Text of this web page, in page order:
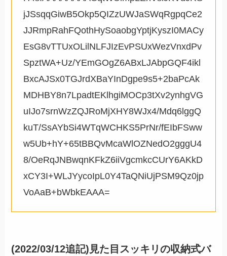
jJSsqqGiwB5Okp5QIZzUWJaSWqRgpqCe2
JJRmpRahFQothHySoaobgYptjKyszI0MACy
EsG8vTTUxOLilNLFJIzEvPSUxWezVnxdPv
SpztWA+Uz/YEmGOgZ6ABxLJAbpGQF4ikl
BxcAJSx0TGJrdXBaYInDgpe9s5+2baPcAk
MDHBY8n7LpadtEKlhgiMOCp3tXv2ynhgVG
uIJo7srnWzZQJRoMjXHY8WJx4/Mdq6lggQ
kuT/SsAYbSi4WTqWCHKS5PrNr/fEIbFSww
w5Ub+hY+65tBBQvMcaWlOZNedO2gggU4
8/OeRqJNBwqnKFkZ6iiVgcmkcCUrY6AKkD
xCY3I+WLJYycoIpL0Y4TaQNiUjPSM9Qz0jp
VoAaB+bWbkEAAA=
(2022/03/12追記)見た目スッキリの収納式バ